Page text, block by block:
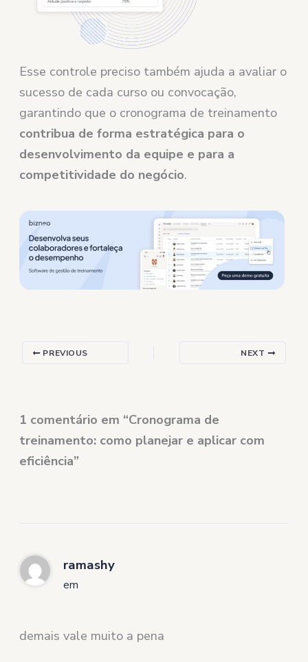
Esse controle preciso também ajuda a avaliar o
sucesso de cada curso ou convocação,
garantindo que o cronograma de treinamento
contribua de forma estratégica para o
desenvolvimento da equipe e para a
competitividade do negócio.
PREVIOUS NEXT
1 comentário em “Cronograma de
treinamento: como planejar e aplicar com
eficiência”
ramashy
em
demais vale muito a pena